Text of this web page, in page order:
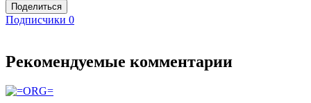
Поделиться
Подписчики 0
Рекомендуемые комментарии